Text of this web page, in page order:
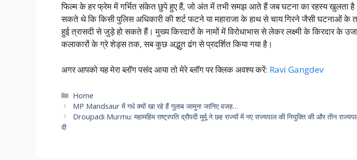
फिल्म के हर फ्रेम में गर्भित संकेत छुपे हुए हैं, जो अंत में तभी समझ आते हैं जब घटना का रहस्य खुलता
सकते थे कि किसी पुलिस अधिकारी की शर्ट फटने या महाराजा के हाथ से चाय गिरने जैसी घटनाओं के
हुई त्रासदी से जुड़े हो सकते हैं। मुख्य किरदारों के नामों में विरोधाभास से लेकर लक्ष्मी के किरदार के
कलाकारों के ग्रे शेड्स तक, सब कुछ अद्भुत ढंग से प्रदर्शित किया गया है।
अगर आपको यह मेरा ब्लॉग पसंद आया तो मेरे ब्लॉग पर क्लिक अवश्य करें: Ravi Gangdev
Categories
Home
MP Mandsaur में गधे क्यों खा रहे हैं गुलाब जामुन! जानिए वजह…
Droupadi Murmu: महामहिम राष्ट्रपति द्रौपदी मुर्मू ने छह राज्यों में नए राज्यपाल की नियुक्ति की और तीन
दी